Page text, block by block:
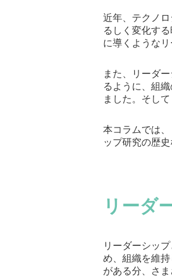
近年、テクノ
るしく変化す
に導くような
また、リーダ
るように、組
ました。そし
本コラムでは
ップ研究の歴
リーダ
リーダーシッ
め、組織を維
がある分、さ